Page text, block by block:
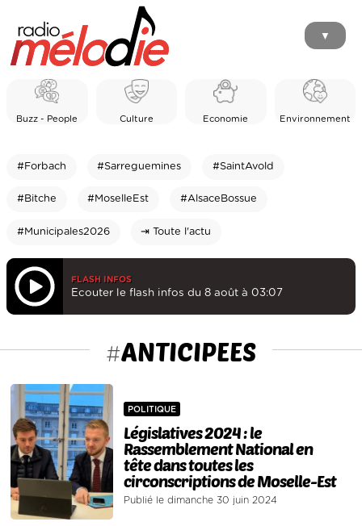
▼
Buzz - People Culture Economie Environnement
#Forbach #Sarreguemines #SaintAvold
#Bitche #MoselleEst #AlsaceBossue
#Municipales2026 ⇥ Toute l'actu
FLASH INFOS
Ecouter le flash infos du 8 août à 03:07
#ANTICIPEES
POLITIQUE
Législatives 2024 : le
Rassemblement National en
tête dans toutes les
circonscriptions de Moselle-Est
Publié le dimanche 30 juin 2024